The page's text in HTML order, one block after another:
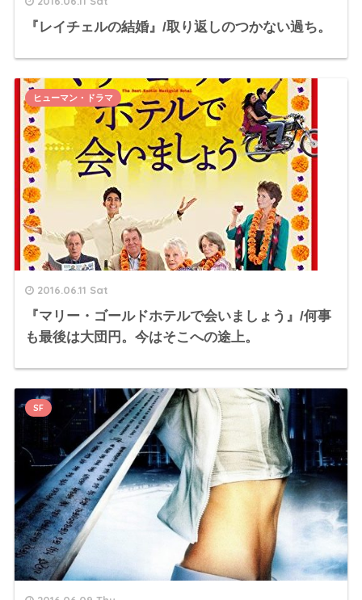
『レイチェルの結婚』/取り返しのつかない過ち。
2016.06.11 Sat
『マリー・ゴールドホテルで会いましょう』/何事
も最後は大団円。今はそこへの途上。
ヒューマン・ドラマ
SF